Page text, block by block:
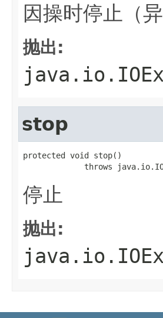
因操时停止（异
抛出:
stop
protected void stop()
throws
停止
抛出: